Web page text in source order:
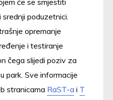
poduzetnici.
opremanje
i testiranje
čega slijedi poziv za
park. Sve informacije
stranicama RaST-a i T